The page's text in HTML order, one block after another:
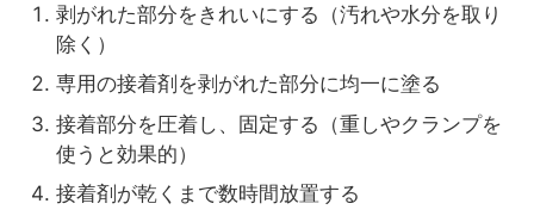
剥がれた部分をきれいにする（汚れや水分を取り
除く）
専用の接着剤を剥がれた部分に均一に塗る
接着部分を圧着し、固定する（重しやクランプを
使うと効果的）
接着剤が乾くまで数時間放置する